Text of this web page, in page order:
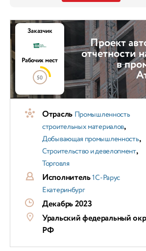
Проект
отчетности
в
Заказчик
Рабочих мест
50
Отрасль Промышленность
строительных материалов,
Добывающая промышленность,
Строительство и девелопмент,
Торговля
Исполнитель1С-Рарус
Екатеринбург
Декабрь 2023
Уральский федеральный
РФ